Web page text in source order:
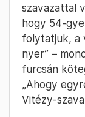
szavazattal
hogy 54-
folytatjuk, a
nyer” –
furcsán
„Ahogy
Vitézy-